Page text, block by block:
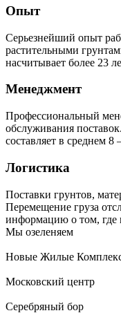
Опыт
Серьезнейший опыт
растительными
насчитывает более 23
Менеджмент
Профессиональный
обслуживания
составляет в среднем 8
Логистика
Поставки грунтов,
Перемещение груза
информацию о том, где
Мы озеленяем
Новые Жилые
Московский центр
Серебряный бор